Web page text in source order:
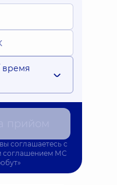
10.08.2026 18:00
время
соглашаетесь с
соглашением МС